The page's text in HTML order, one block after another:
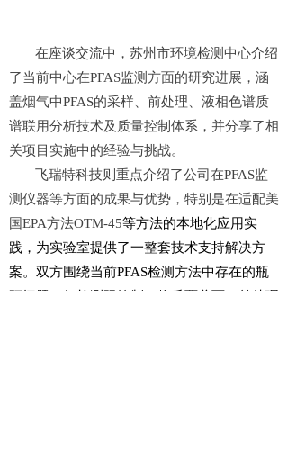
在座谈交流中，苏州市环境检测中心介绍
了当前中心在PFAS监测方面的研究进展，涵
盖烟气中PFAS的采样、前处理、液相色谱质
谱联用分析技术及质量控制体系，并分享了相
关项目实施中的经验与挑战。
飞瑞特科技则重点介绍了公司在PFAS监
测仪器等方面的成果与优势，特别是在适配美
国EPA方法OTM-45等方法的本地化应用实
践，为实验室提供了一整套技术支持解决方
案。双方围绕当前PFAS检测方法中存在的瓶